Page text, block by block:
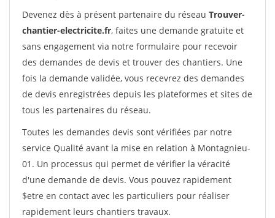
Devenez dès à présent partenaire du réseau Trouver-
chantier-electricite.fr, faites une demande gratuite et
sans engagement via notre formulaire pour recevoir
des demandes de devis et trouver des chantiers. Une
fois la demande validée, vous recevrez des demandes
de devis enregistrées depuis les plateformes et sites de
tous les partenaires du réseau.
Toutes les demandes devis sont vérifiées par notre
service Qualité avant la mise en relation à Montagnieu-
01. Un processus qui permet de vérifier la véracité
d'une demande de devis. Vous pouvez rapidement
$etre en contact avec les particuliers pour réaliser
rapidement leurs chantiers travaux.